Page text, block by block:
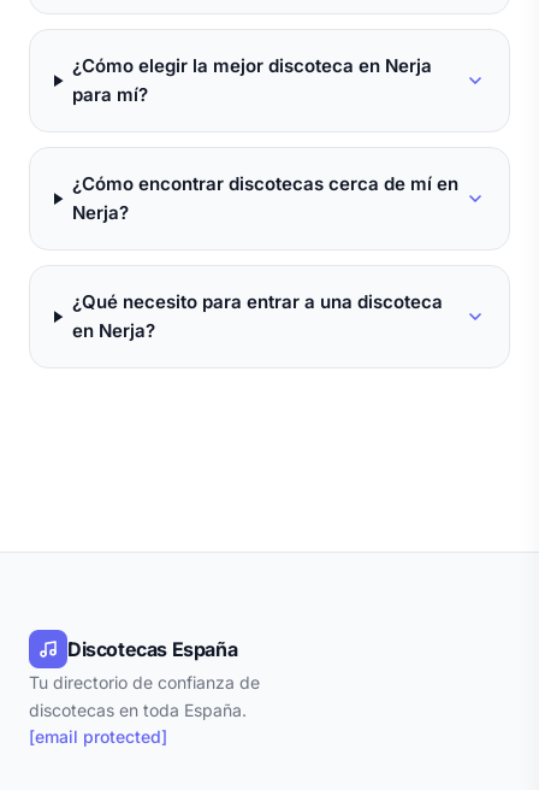
¿Cómo elegir la mejor discoteca en Nerja
para mí?
¿Cómo encontrar discotecas cerca de mí en
Nerja?
¿Qué necesito para entrar a una discoteca
en Nerja?
Discotecas España
Tu directorio de confianza de
discotecas en toda España.
[email protected]